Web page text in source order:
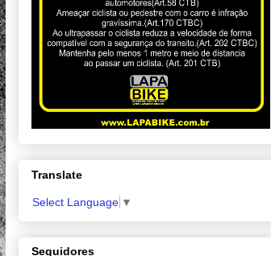
Translate
Select Language ▼
Seguidores